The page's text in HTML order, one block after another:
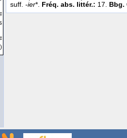
suff. -ier*. Fréq. abs. littér.: 17. Bbg.